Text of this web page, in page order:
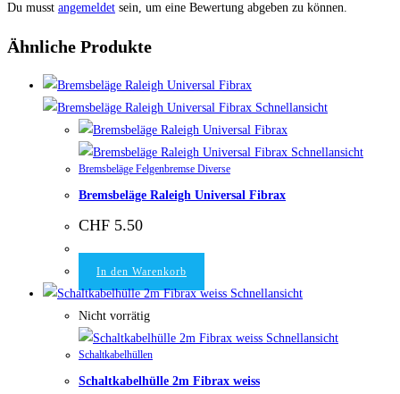
Du musst angemeldet sein, um eine Bewertung abgeben zu können.
Ähnliche Produkte
Schnellansicht
Schnellansicht
Bremsbeläge Felgenbremse Diverse
Bremsbeläge Raleigh Universal Fibrax
CHF 5.50
In den Warenkorb
Schnellansicht
Nicht vorrätig
Schnellansicht
Schaltkabelhüllen
Schaltkabelhülle 2m Fibrax weiss